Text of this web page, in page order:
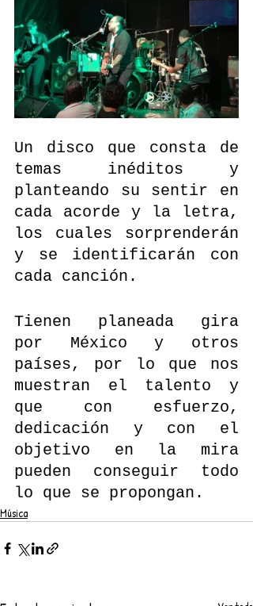
Un disco que consta de
temas inéditos y
planteando su sentir en
cada acorde y la letra,
los cuales sorprenderán
y se identificarán con
cada canción.
Tienen planeada gira
por México y otros
países, por lo que nos
muestran el talento y
que con esfuerzo,
dedicación y con el
objetivo en la mira
pueden conseguir todo
lo que se propongan.
Música